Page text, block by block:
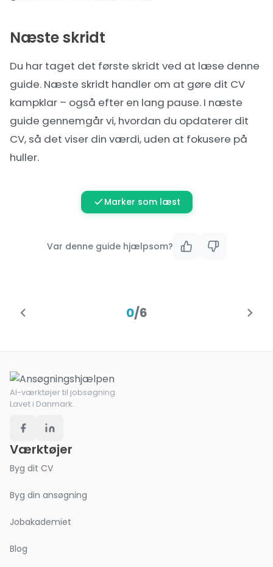
Næste skridt
Du har taget det første skridt ved at læse denne
guide. Næste skridt handler om at gøre dit CV
kampklar – også efter en lang pause. I næste
guide gennemgår vi, hvordan du opdaterer dit
CV, så det viser din værdi, uden at fokusere på
huller.
Marker som læst
Var denne guide hjælpsom?
0/6
AI-værktøjer til jobsøgning.
Lavet i Danmark.
Værktøjer
Byg dit CV
Byg din ansøgning
Jobakademiet
Blog